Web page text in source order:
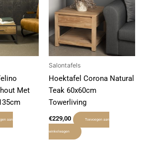
Met
aan
Salontafels
Hoektafel Corona Natural
Teak 60x60cm
Towerliving
€229,00 Toevoegen aan
winkelwagen